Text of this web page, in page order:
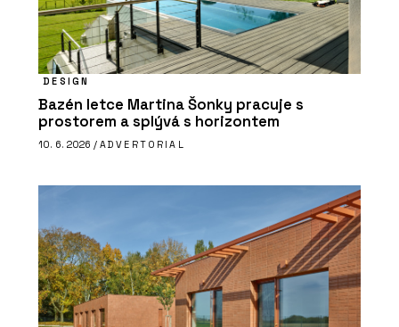
DESIGN
Bazén letce Martina Šonky pracuje s
prostorem a splývá s horizontem
10. 6. 2026 / ADVERTORIAL